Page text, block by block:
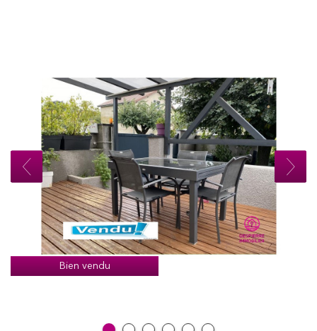
Bien vendu